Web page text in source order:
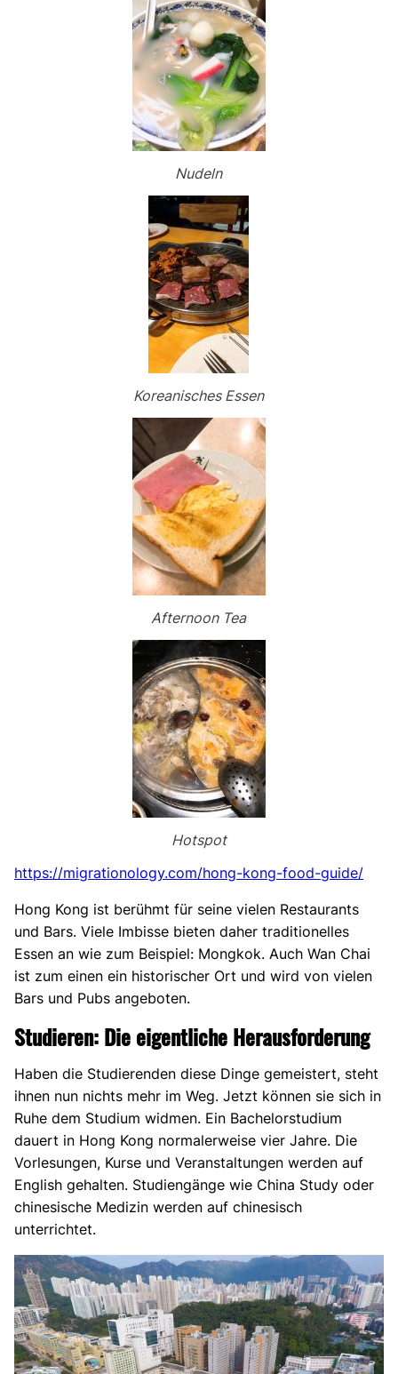
Nudeln
Koreanisches Essen
Afternoon Tea
Hotspot
https://migrationology.com/hong-kong-food-guide/
Hong Kong ist berühmt für seine vielen Restaurants
und Bars. Viele Imbisse bieten daher traditionelles
Essen an wie zum Beispiel: Mongkok. Auch Wan Chai
ist zum einen ein historischer Ort und wird von vielen
Bars und Pubs angeboten.
Studieren: Die eigentliche Herausforderung
Haben die Studierenden diese Dinge gemeistert, steht
ihnen nun nichts mehr im Weg. Jetzt können sie sich in
Ruhe dem Studium widmen. Ein Bachelorstudium
dauert in Hong Kong normalerweise vier Jahre. Die
Vorlesungen, Kurse und Veranstaltungen werden auf
English gehalten. Studiengänge wie China Study oder
chinesische Medizin werden auf chinesisch
unterrichtet.